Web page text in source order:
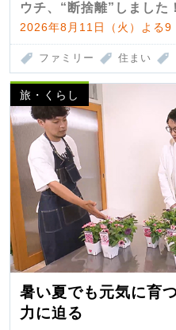
ウチ、“断捨離”しました！
2026年8月11日（火）よる
ファミリー 住まい
旅・くらし
暑い夏でも元気に育
力に迫る